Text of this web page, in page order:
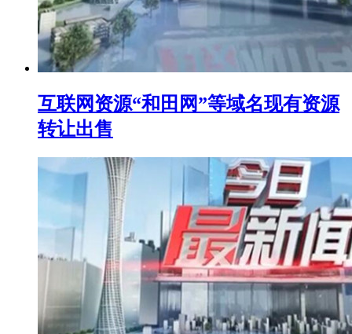
互联网资源“和田网”等域名现有资源
转让出售